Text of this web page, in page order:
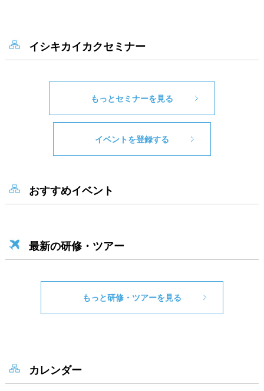
イシキカイカクセミナー
もっとセミナーを見る
イベントを登録する
おすすめイベント
最新の研修・ツアー
もっと研修・ツアーを見る
カレンダー